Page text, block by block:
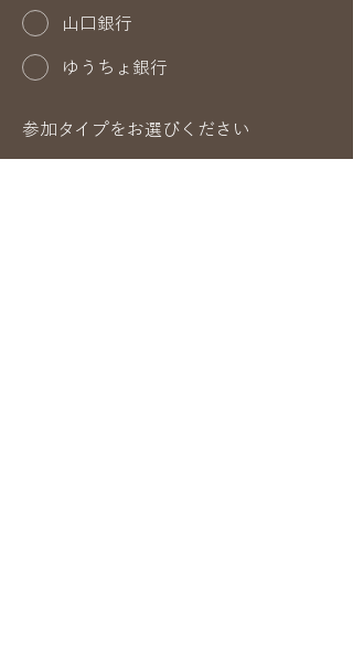
山口銀行
ゆうちょ銀行
参加タイプをお選びください